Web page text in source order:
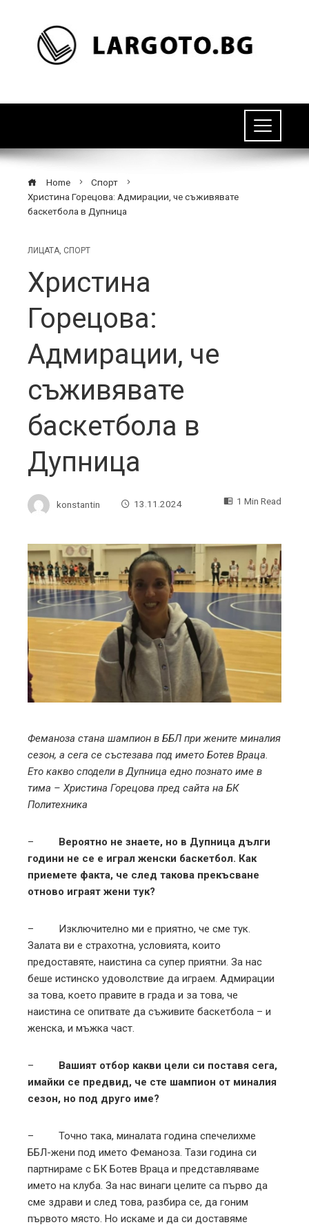
Home
Спорт
Христина Горецова: Адмирации, че съживявате
баскетбола в Дупница
ЛИЦАТА СПОРТ
Христина
Горецова:
Адмирации, че
съживявате
баскетбола в
Дупница
konstantin 13.11.2024 1 Min Read
Феманоза стана шампион в ББЛ при жените миналия
сезон, а сега се състезава под името Ботев Враца.
Ето какво сподели в Дупница едно познато име в
тима – Христина Горецова пред сайта на БК
Политехника
– Вероятно не знаете, но в Дупница дълги
години не се е играл женски баскетбол. Как
приемете факта, че след такова прекъсване
отново играят жени тук?
– Изключително ми е приятно, че сме тук.
Залата ви е страхотна, условията, които
предоставяте, наистина са супер приятни. За нас
беше истинско удоволствие да играем. Адмирации
за това, което правите в града и за това, че
наистина се опитвате да съживите баскетбола – и
женска, и мъжка част.
– Вашият отбор какви цели си поставя сега,
имайки се предвид, че сте шампион от миналия
сезон, но под друго име?
– Точно така, миналата година спечелихме
ББЛ-жени под името Феманоза. Тази година си
партнираме с БК Ботев Враца и представляваме
името на клуба. За нас винаги целите са първо да
сме здрави и след това, разбира се, да гоним
първото място. Но искаме и да си доставяме